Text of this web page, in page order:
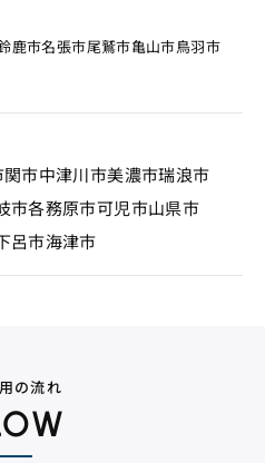
鹿市名張市尾鷲市亀山市鳥羽市
関市中津川市美濃市瑞浪市
市各務原市可児市山県市
呂市海津市
の流れ